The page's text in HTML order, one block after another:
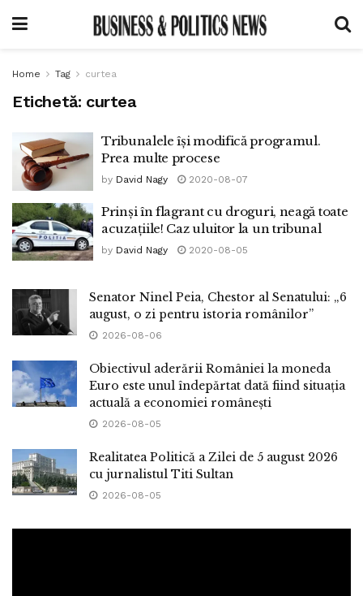
Home Tag curtea
Etichetă: curtea
Tribunalele își modifică programul.
Prea multe procese
by David Nagy 2020-08-07
Prinși în flagrant cu droguri, neagă toate
acuzațiile! Caz uluitor la un tribunal
by David Nagy 2020-08-05
Senator Ninel Peia, Chestor al Senatului: „6
august, o zi pentru istoria românilor”
2026-08-06
Obiectivul aderării României la moneda
Euro este unul îndepărtat dată fiind situația
actuală a economiei românești
2026-08-05
Realitatea Politică a Zilei de 5 august 2026
cu jurnalistul Titi Sultan
2026-08-05